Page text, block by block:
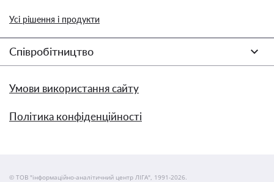
Усі рішення і продукти
Співробітництво
Умови використання сайту
Політика конфіденційності
© ТОВ "інформаційно-аналітичний центр ЛІГА", 1991-2026.